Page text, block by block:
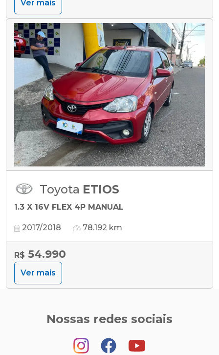
Ver mais
Toyota ETIOS
1.3 X 16V FLEX 4P MANUAL
2017/2018 78.192 km
R$ 54.990
Ver mais
Nossas redes sociais